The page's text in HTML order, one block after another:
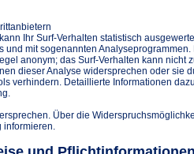
Ihr Surf-Verhalten statistisch
und mit sogenannten Analyseprogrammen.
anonym; das Surf-Verhalten kann nicht
dieser Analyse widersprechen oder sie
verhindern. Detaillierte Informationen
Über die
informieren.